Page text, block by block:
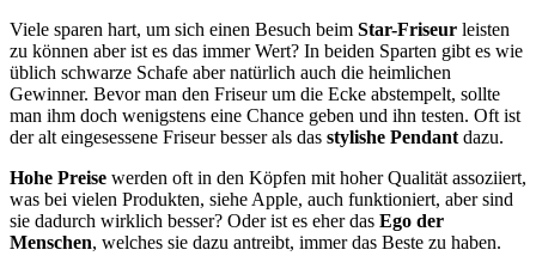
Viele sparen hart, um sich einen Besuch beim Star-Friseur leisten
zu können aber ist es das immer Wert? In beiden Sparten gibt es wie
üblich schwarze Schafe aber natürlich auch die heimlichen
Gewinner. Bevor man den Friseur um die Ecke abstempelt, sollte
man ihm doch wenigstens eine Chance geben und ihn testen. Oft ist
der alt eingesessene Friseur besser als das stylishe Pendant dazu.
Hohe Preise werden oft in den Köpfen mit hoher Qualität assoziiert,
was bei vielen Produkten, siehe Apple, auch funktioniert, aber sind
sie dadurch wirklich besser? Oder ist es eher das Ego der
Menschen, welches sie dazu antreibt, immer das Beste zu haben.